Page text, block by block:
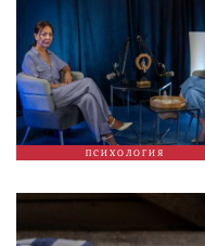
ПСИХОЛОГИЯ